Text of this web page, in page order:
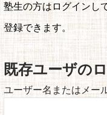
塾生の方はログインし
登録できます。
既存ユーザの
ユーザー名またはメー